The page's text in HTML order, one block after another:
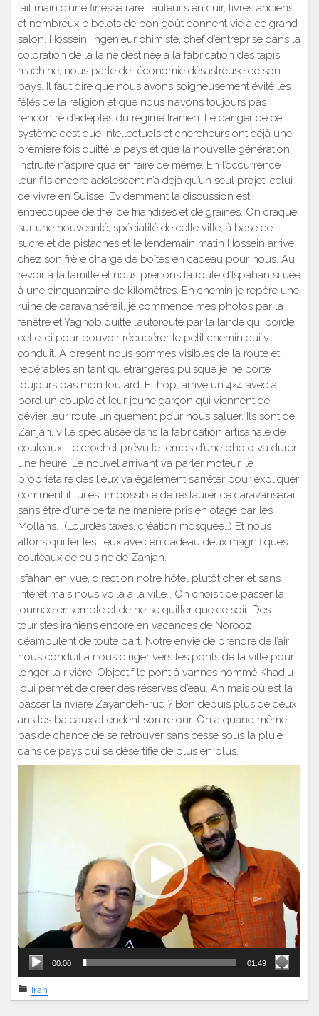
fait main d’une finesse rare, fauteuils en cuir, livres anciens
et nombreux bibelots de bon goût donnent vie à ce grand
salon. Hossein, ingénieur chimiste, chef d’entreprise dans la
coloration de la laine destinée à la fabrication des tapis
machine, nous parle de l’économie désastreuse de son
pays. Il faut dire que nous avons soigneusement évité les
fêlés de la religion et que nous n’avons toujours pas
rencontré d’adeptes du régime Iranien. Le danger de ce
système c’est que intellectuels et chercheurs ont déjà une
première fois quitté le pays et que la nouvelle génération
instruite n’aspire qu’à en faire de même. En l’occurrence
leur fils encore adolescent n’a déjà qu’un seul projet, celui
de vivre en Suisse. Évidemment la discussion est
entrecoupée de thé, de friandises et de graines. On craque
sur une nouveauté, spécialité de cette ville, à base de
sucre et de pistaches et le lendemain matin Hossein arrive
chez son frère chargé de boîtes en cadeau pour nous. Au
revoir à la famille et nous prenons la route d’Ispahan située
à une cinquantaine de kilomètres. En chemin je repère une
ruine de caravansérail, je commence mes photos par la
fenêtre et Yaghob quitte l’autoroute par la lande qui borde
celle-ci pour pouvoir récupérer le petit chemin qui y
conduit. A présent nous sommes visibles de la route et
repérables en tant qu étrangères puisque je ne porte
toujours pas mon foulard. Et hop, arrive un 4×4 avec à
bord un couple et leur jeune garçon qui viennent de
dévier leur route uniquement pour nous saluer. Ils sont de
Zanjan, ville spécialisée dans la fabrication artisanale de
couteaux. Le crochet prévu le temps d’une photo va durer
une heure. Le nouvel arrivant va parler moteur, le
propriétaire des lieux va également s’arrêter pour expliquer
comment il lui est impossible de restaurer ce caravansérail
sans être d’une certaine manière pris en otage par les
Mollahs. (Lourdes taxes, création mosquée…) Et nous
allons quitter les lieux avec en cadeau deux magnifiques
couteaux de cuisine de Zanjan.
Isfahan en vue, direction notre hôtel plutôt cher et sans
intérêt mais nous voilà à la ville… On choisit de passer la
journée ensemble et de ne se quitter que ce soir. Des
touristes iraniens encore en vacances de Norooz
déambulent de toute part. Notre envie de prendre de l’air
nous conduit à nous diriger vers les ponts de la ville pour
longer la rivière. Objectif le pont à vannes nommé Khadju
qui permet de créer des réserves d’eau. Ah mais où est la
passer la rivière Zayandeh-rud ? Bon depuis plus de deux
ans les bateaux attendent son retour. On a quand même
pas de chance de se retrouver sans cesse sous la pluie
dans ce pays qui se désertifie de plus en plus.
00:00 01:49
Iran